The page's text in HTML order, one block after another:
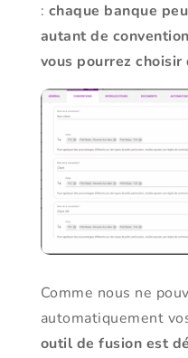
: chaque banque
autant de
vous pourrez
Comme nous ne
automatiquement
outil de fusion est